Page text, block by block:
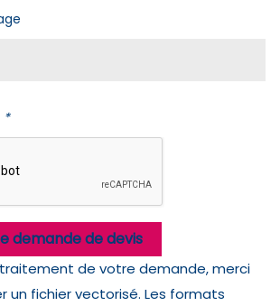
*
demande de devis
traitement de votre demande, merci
un fichier vectorisé. Les formats